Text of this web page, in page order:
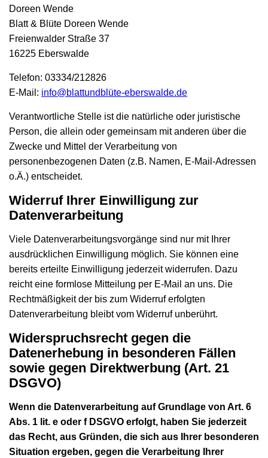
Doreen Wende
Blatt & Blüte Doreen Wende
Freienwalder Straße 37
16225 Eberswalde
Telefon: 03334/212826
E-Mail: info@blattundblüte-eberswalde.de
Verantwortliche Stelle ist die natürliche oder juristische
Person, die allein oder gemeinsam mit anderen über die
Zwecke und Mittel der Verarbeitung von
personenbezogenen Daten (z.B. Namen, E-Mail-Adressen
o.Ä.) entscheidet.
Widerruf Ihrer Einwilligung zur
Datenverarbeitung
Viele Datenverarbeitungsvorgänge sind nur mit Ihrer
ausdrücklichen Einwilligung möglich. Sie können eine
bereits erteilte Einwilligung jederzeit widerrufen. Dazu
reicht eine formlose Mitteilung per E-Mail an uns. Die
Rechtmäßigkeit der bis zum Widerruf erfolgten
Datenverarbeitung bleibt vom Widerruf unberührt.
Widerspruchsrecht gegen die
Datenerhebung in besonderen Fällen
sowie gegen Direktwerbung (Art. 21
DSGVO)
Wenn die Datenverarbeitung auf Grundlage von Art. 6
Abs. 1 lit. e oder f DSGVO erfolgt, haben Sie jederzeit
das Recht, aus Gründen, die sich aus Ihrer besonderen
Situation ergeben, gegen die Verarbeitung Ihrer